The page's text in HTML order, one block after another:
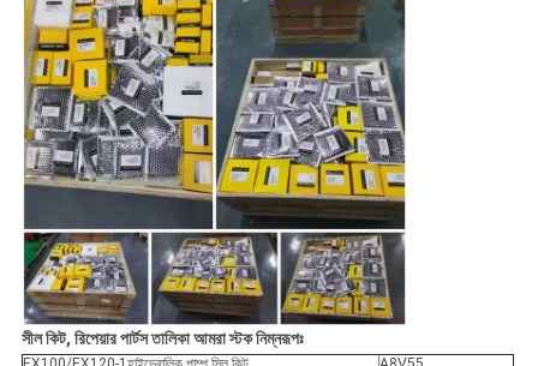
সীল কিট, রিপেয়ার পার্টস তালিকা আমরা স্টক নিম্নরূপঃ